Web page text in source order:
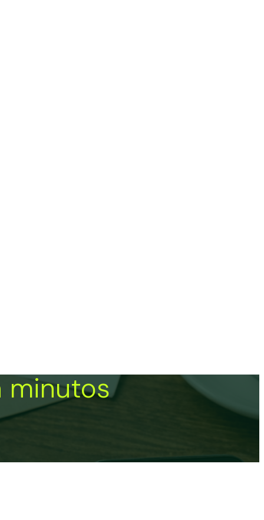
minutos